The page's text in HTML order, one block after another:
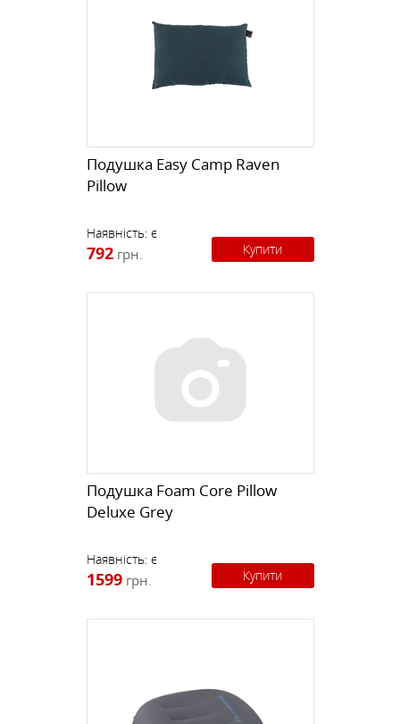
Подушка Easy Camp Raven
Pillow
Наявність: є
792 грн. Купити
Подушка Foam Core Pillow
Deluxe Grey
Наявність: є
1599 грн. Купити